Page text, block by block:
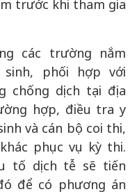
trước khi tham gia
các trường nắm
phối hợp với
chống dịch tại địa
hợp, điều tra y
và cán bộ coi thi,
phục vụ kỳ thi.
tố dịch tễ sẽ tiến
để có phương án